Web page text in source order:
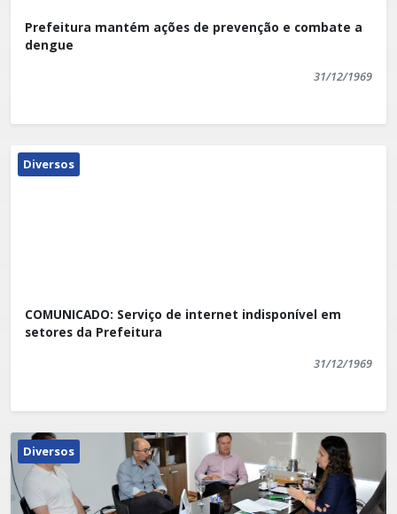
Prefeitura mantém ações de prevenção e combate a
dengue
31/12/1969
Diversos
COMUNICADO: Serviço de internet indisponível em
setores da Prefeitura
31/12/1969
Diversos